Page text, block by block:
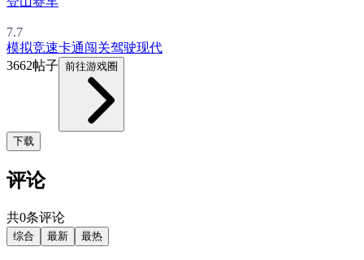
7.7
模拟竞速卡通闯关驾驶现代
3662帖子 前往游戏圈
下载
评论
共0条评论
综合 最新 最热